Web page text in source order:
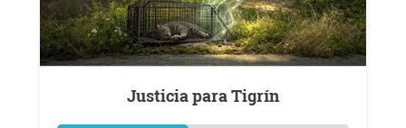
Justicia para Tigrín